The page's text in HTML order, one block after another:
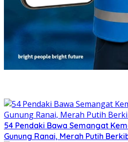
54 Pendaki Bawa Semangat
Gunung Ranai, Merah Putih